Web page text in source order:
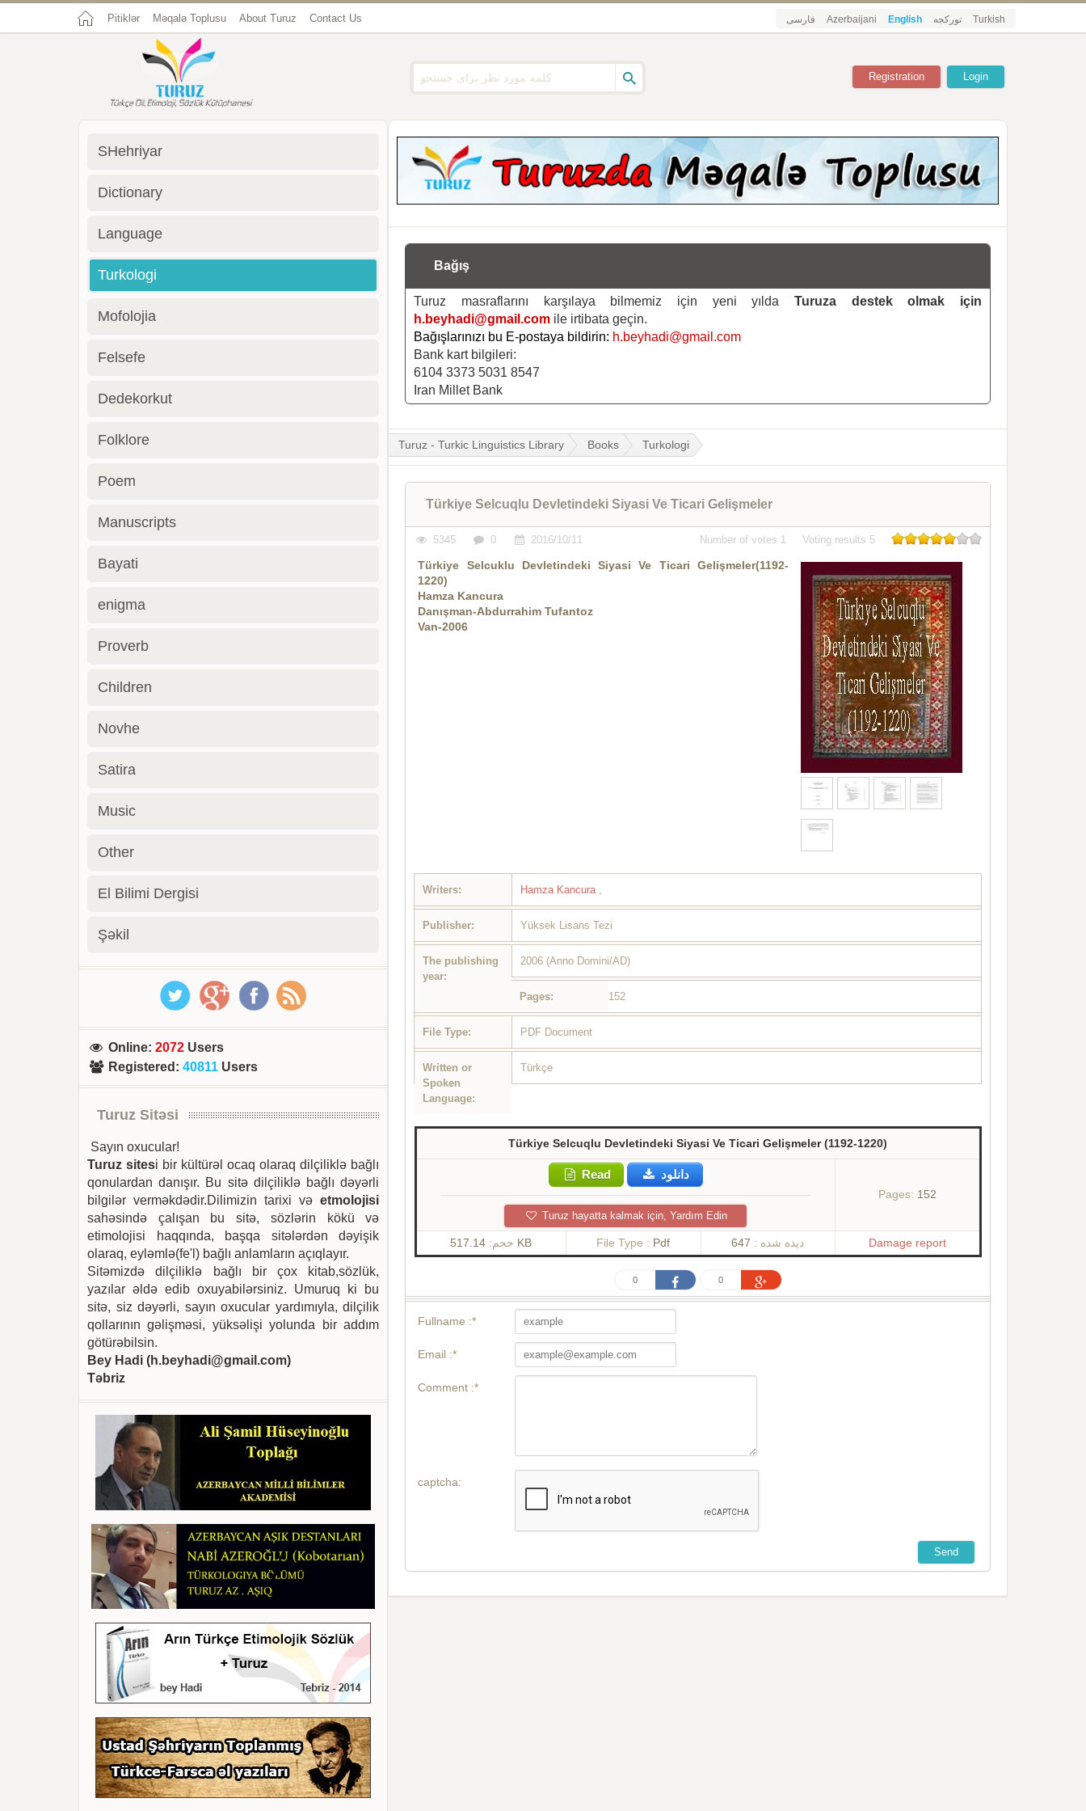
Pitiklər Məqalə Toplusu About Turuz Contact Us فارسی Azerbaijani English تورکجه Turkish
Login
Registration
Bağış
Turuz masraflarını karşılaya bilmemiz için yeni yıldaTuruza destek olmak için
h.beyhadi@gmail.com ile irtibata geçin.
Bağışlarınızı bu E-postaya bildirin: h.beyhadi@gmail.com
Bank kart bilgileri:
6104 3373 5031 8547
Iran Millet Bank
Turuz - Turkic Linguistics Library Books Turkologi
Türkiye Selcuqlu Devletindeki Siyasi Ve Ticari Gelişmeler
5345 0 2016/10/11 Number of votes 1 Voting results 5
Türkiye Selcuklu Devletindeki Siyasi Ve Ticari Gelişmeler(1192-
1220)
Hamza Kancura
Danışman-Abdurrahim Tufantoz
Van-2006
Writers: Hamza Kancura ,
Publisher: Yüksek Lisans Tezi
The publishing
year:
2006 (Anno Domini/AD)
Pages: 152
File Type: PDF Document
Written or
Spoken
Language:
Türkçe
Türkiye Selcuqlu Devletindeki Siyasi Ve Ticari Gelişmeler (1192-1220)
Read دانلود
Turuz hayatta kalmak için, Yardım Edin
Pages: 152
حجم: 517.14 KB File Type : Pdf دیده شده : 647 Damage report
0 0
Fullname :*
Email :*
Comment :*
captcha:
SHehriyar
Dictionary
Language
Turkologi
Mofolojia
Felsefe
Dedekorkut
Folklore
Poem
Manuscripts
Bayati
enigma
Proverb
Children
Novhe
Satira
Music
Other
El Bilimi Dergisi
Şəkil
Online:2072 Users
Registered :40811 Users
Turuz Sitəsi
Sayın oxucular!
Turuz sitesi bir kültürəl ocaq olaraq dilçiliklə bağlı
qonulardan danışır. Bu sitə dilçiliklə bağlı dəyərli
bilgilər verməkdədir.Dilimizin tarixi vəetmolojisi
sahəsində çalışan bu sitə, sözlərin kökü və
etimolojisi haqqında, başqa sitələrdən dəyişik
olaraq, eyləmlə(fe'l) bağlı anlamların açıqlayır.
Sitəmizdə dilçiliklə bağlı bir çox kitab,sözlük,
yazılar əldə edib oxuyabilərsiniz. Umuruq ki bu
sitə, siz dəyərli, sayın oxucular yardımıyla, dilçilik
qollarının gəlişməsi, yüksəlişi yolunda bir addım
götürəbilsin.
Bey Hadi (h.beyhadi@gmail.com)
Təbriz